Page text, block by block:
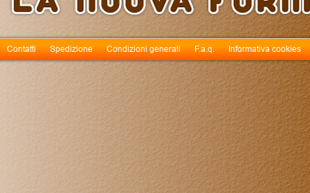
Contatti Spedizione Condizioni generali F.a.q. Informativa cookies